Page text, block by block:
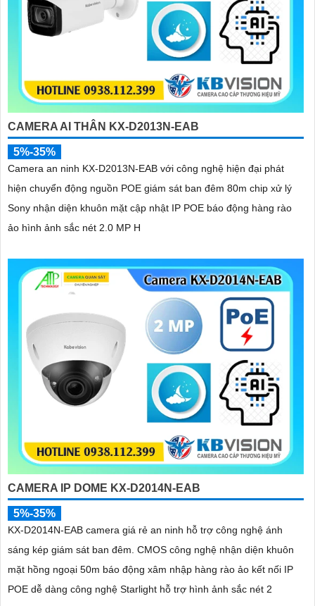
CAMERA AI THÂN KX-D2013N-EAB
5%-35%
Camera an ninh KX-D2013N-EAB với công nghệ hiện đại phát
hiện chuyển động nguồn POE giám sát ban đêm 80m chip xử lý
Sony nhận diện khuôn mặt cập nhật IP POE báo động hàng rào
ảo hình ảnh sắc nét 2.0 MP H
CAMERA IP DOME KX-D2014N-EAB
5%-35%
KX-D2014N-EAB camera giá rẻ an ninh hỗ trợ công nghệ ánh
sáng kép giám sát ban đêm. CMOS công nghệ nhận diện khuôn
mặt hồng ngoại 50m báo động xâm nhập hàng rào ảo kết nối IP
POE dễ dàng công nghệ Starlight hỗ trợ hình ảnh sắc nét 2